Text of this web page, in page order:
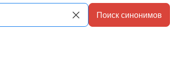
Поиск синонимов